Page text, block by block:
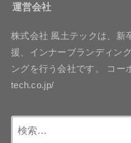
運営会社
株式会社 風土テックは、新
援、インナーブランディン
ングを行う会社です。 コー
tech.co.jp/